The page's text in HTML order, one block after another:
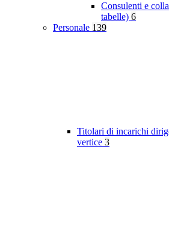
Consulenti e
tabelle) 6
Personale 139
Titolari di incarichi
vertice 3